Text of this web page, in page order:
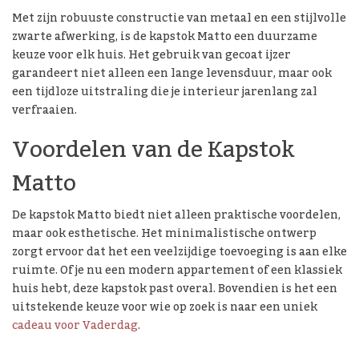
Met zijn robuuste constructie van metaal en een stijlvolle
zwarte afwerking, is de kapstok Matto een duurzame
keuze voor elk huis. Het gebruik van gecoat ijzer
garandeert niet alleen een lange levensduur, maar ook
een tijdloze uitstraling die je interieur jarenlang zal
verfraaien.
Voordelen van de Kapstok
Matto
De kapstok Matto biedt niet alleen praktische voordelen,
maar ook esthetische. Het minimalistische ontwerp
zorgt ervoor dat het een veelzijdige toevoeging is aan elke
ruimte. Of je nu een modern appartement of een klassiek
huis hebt, deze kapstok past overal. Bovendien is het een
uitstekende keuze voor wie op zoek is naar een uniek
cadeau voor Vaderdag.